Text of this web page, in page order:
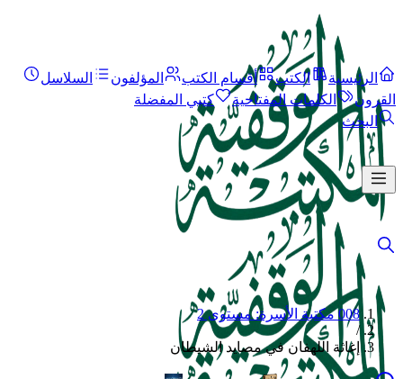
الرئيسية الكتب أقسام الكتب المؤلفون
السلاسل
القرون
الكلمات المفتاحية
كتبي المفضلة
البحث
008 مكتبة الأسرة: مستوى 2
/
إغاثة اللهفان في مصايد الشيطان